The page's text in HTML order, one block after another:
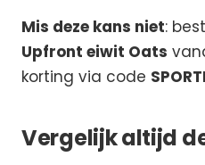
Mis deze kans niet:
Upfront eiwit Oats
korting via code
Vergelijk altijd